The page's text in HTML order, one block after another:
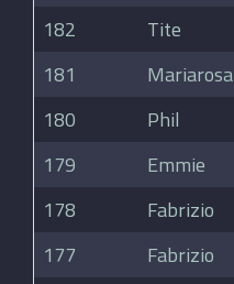
182
Tite
181
Mariarosa
180
Phil
179
Emmie
178
Fabrizio
177
Fabrizio